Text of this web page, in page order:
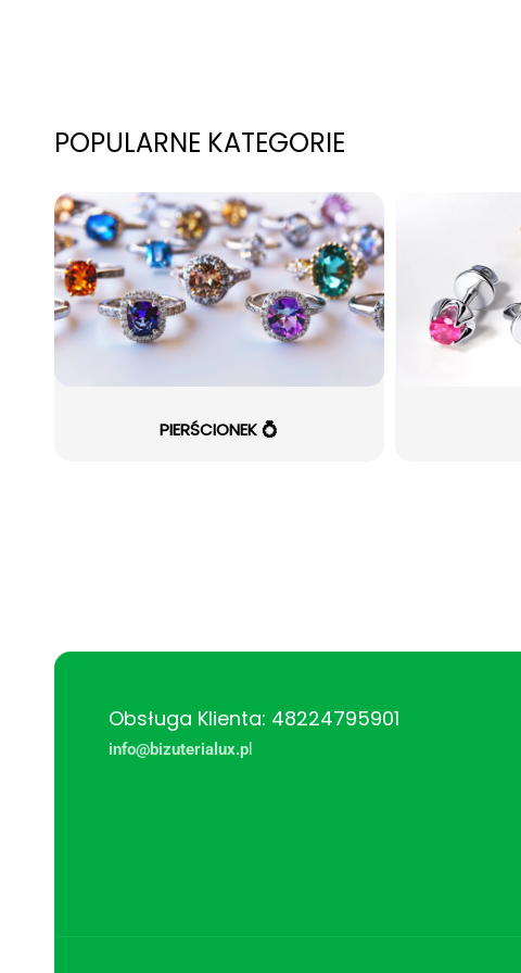
POPULARNE KATEGORIE
PIERŚCIONEK 💍
Obsługa Klienta: 48224795901
info@bizuterialux.p